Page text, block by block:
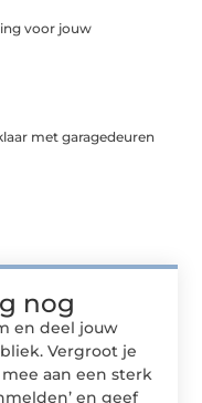
voor jouw
met garagedeuren
nog
en deel jouw
Vergroot je
aan een sterk
en geef